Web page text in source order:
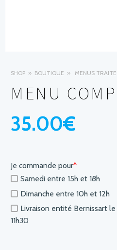
SHOP BOUTIQUE MENUS
MENU
35.00€
Je commande pour*
Samedi entre 15h et 18h
Dimanche entre 10h et 12h
Livraison entité Bernissart
11h30